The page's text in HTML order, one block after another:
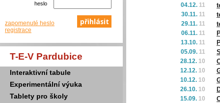
heslo
zapomenuté heslo
registrace
T-E-V Pardubice
Interaktivní tabule
Experimentální výuka
Tablety pro školy
04.12. 11
30.11. 11
29.11. 11
06.11. 11
13.10. 11
05.09. 11
28.12. 10
12.12. 10
10.12. 10
26.10. 10
15.09. 10